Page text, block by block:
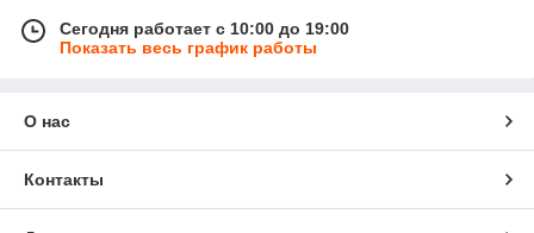
Сегодня работает с 10:00 до 19:00
Показать весь график работы
О нас
Контакты